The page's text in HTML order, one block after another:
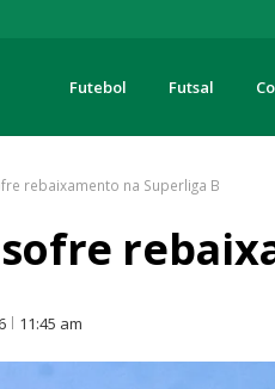
Futebol Futsal
rebaixamento na Superliga B
11:45 am